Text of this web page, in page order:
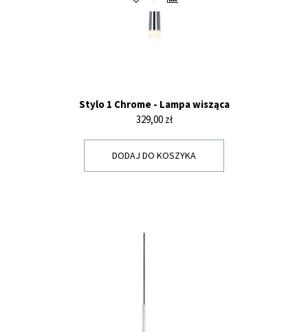
Stylo 1 Chrome - Lampa wisząca
Cena
329,00 zł
DODAJ DO KOSZYKA